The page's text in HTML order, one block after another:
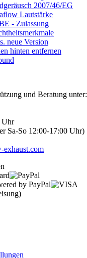
2007/46/EG
Lautstärke
- Zulassung
neue Version
hinten entfernen
und Beratung unter:
Uhr
Sa-So 12:00-17:00 Uhr)